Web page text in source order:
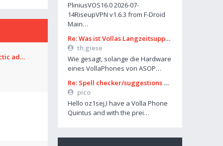
PliniusVOS16.0 2026-07-
14RiseupVPN v1.6.3 from F-Droid
Main…
Re: Was ist Vollas Langzeitsupportplan?
th.giese
Wie gesagt, solange die Hardware
eines VollaPhones von ASOP…
Re: Spell checker/suggestions only works in some settings
pico
Hello oz1sej,I have a Volla Phone
Quintus and with the prei…
ad…